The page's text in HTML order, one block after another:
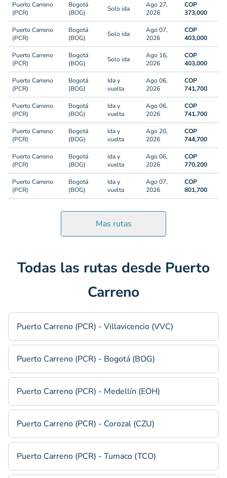
Puerto Carreno
(PCR)
Bogotá
(BOG)
Solo ida
Ago 27,
2026
COP
373,000
Puerto Carreno
(PCR)
Bogotá
(BOG)
Solo ida
Ago 07,
2026
COP
403,000
Puerto Carreno
(PCR)
Bogotá
(BOG)
Solo ida
Ago 16,
2026
COP
403,000
Puerto Carreno
(PCR)
Bogotá
(BOG)
Ida y
vuelta
Ago 06,
2026
COP
741,700
Puerto Carreno
(PCR)
Bogotá
(BOG)
Ida y
vuelta
Ago 06,
2026
COP
741,700
Puerto Carreno
(PCR)
Bogotá
(BOG)
Ida y
vuelta
Ago 20,
2026
COP
744,700
Puerto Carreno
(PCR)
Bogotá
(BOG)
Ida y
vuelta
Ago 06,
2026
COP
770,200
Puerto Carreno
(PCR)
Bogotá
(BOG)
Ida y
vuelta
Ago 07,
2026
COP
801,700
Mas rutas
Todas las rutas desde Puerto
Carreno
Puerto Carreno (PCR) - Villavicencio (VVC)
Puerto Carreno (PCR) - Bogotá (BOG)
Puerto Carreno (PCR) - Medellín (EOH)
Puerto Carreno (PCR) - Corozal (CZU)
Puerto Carreno (PCR) - Tumaco (TCO)